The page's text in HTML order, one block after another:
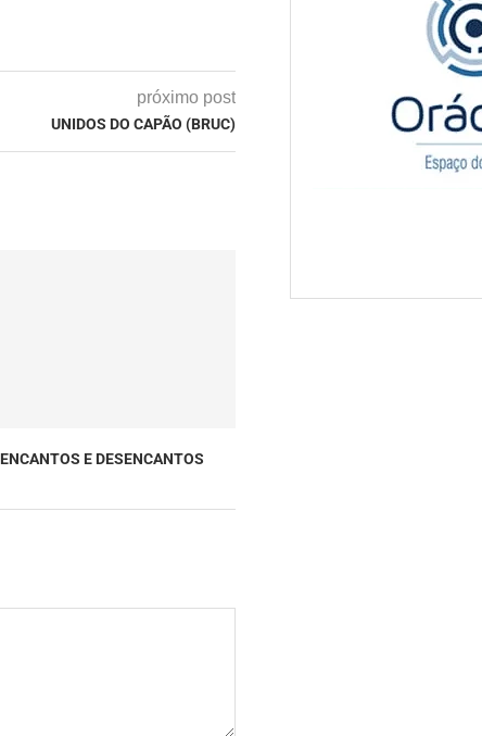
próximo post
UNIDOS DO CAPÃO (BRUC)
ENCANTOS E DESENCANTOS